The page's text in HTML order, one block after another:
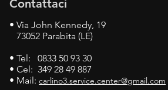
Contattaci
• Via John Kennedy, 19
73052 Parabita (LE)
• Tel: 0833 50 93 30
• Cel: 349 28 49 887
• Mail: carlino3.service.center@gmail.com